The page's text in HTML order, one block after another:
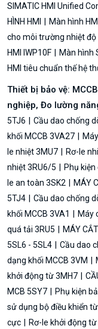
SIMATIC HMI Unified
HÌNH HMI
Màn hình
cho môi trường nhiệt độ
HMI IWP10F
Màn hình
HMI tiêu chuẩn thế hệ
Thiết bị bảo vệ:
nghiệp, Đo lường
5TJ6
Cầu dao chống
khối MCCB 3VA27
le nhiệt 3MU7
Rơ-le
nhiệt 3RU6/5
Phụ
le an toàn 3SK2
MÁY
5TJ4
Cầu dao chống
khối MCCB 3VA1
Máy
quá tải 3RU5
MÁY
5SL6 - 5SL4
Cầu dao
dạng khối MCCB 3VM
khởi động từ 3MH7
MCB 5SY7
Phụ kiện
sử dụng bộ điều khiển
cực
Rơ-le khởi động từ